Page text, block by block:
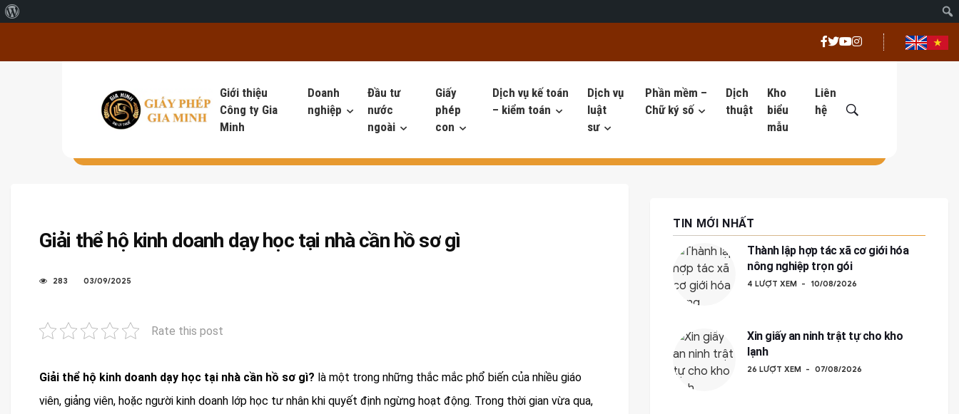
Giới thiệu
Công ty Gia
Minh
Doanh
nghiệp
Đầu tư
nước
ngoài
Giấy
phép
con
Dịch vụ kế toán
– kiểm toán
Dịch vụ
luật
sư
Phần mềm –
Chữ ký số
Dịch
thuật
Kho
biểu
mẫu
Liên
hệ
Giải thể hộ kinh doanh dạy học tại nhà cần hồ sơ gì
283 03/09/2025
Rate this post
Giải thể hộ kinh doanh dạy học tại nhà cần hồ sơ gì? là một trong những thắc mắc phổ biến của nhiều giáo
viên, giảng viên, hoặc người kinh doanh lớp học tư nhân khi quyết định ngừng hoạt động. Trong thời gian vừa qua,
TIN MỚI NHẤT
Thành lập hợp tác xã cơ giới hóa
nông nghiệp trọn gói
4 LƯỢT XEM 10/08/2026
Xin giấy an ninh trật tự cho kho
lạnh
26 LƯỢT XEM 07/08/2026